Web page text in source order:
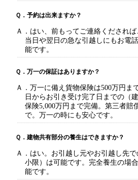
Ｑ．予約は出来ますか？
Ａ．はい、前もってご連絡くだされば
当日や翌日の急な引越しにもお電
能です。
Ｑ．万一の保証はありますか？
Ａ．万一に備え貨物保険は500万円ま
日からお引き受け完了日までの（
保険5,000万円まで完備。第三者賠
で。万一の時にも安心です。
Ｑ．建物共有部分の養生はできますか？
Ａ．はい。お引越し元やお引越し先
小限）は可能です。完全養生の場
能です。